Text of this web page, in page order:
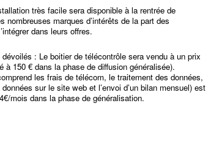
très facile sera disponible à la rentrée de
nombreuses marques d’intérêts de la part des
dans leurs offres.
: Le boitier de télécontrôle sera vendu à un prix
à 150 € dans la phase de diffusion généralisée).
les frais de télécom, le traitement des données,
sur le site web et l’envoi d’un bilan mensuel) est
mois dans la phase de généralisation.